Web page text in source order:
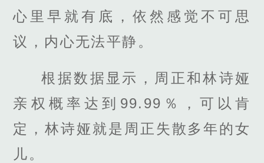
心里早就有底，依然感觉不可思
议，内心无法平静。
根据数据显示，周正和林诗娅
亲权概率达到99.99％，可以肯
定，林诗娅就是周正失散多年的女
儿。